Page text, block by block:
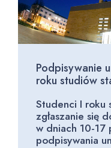
Podpisywanie
roku studiów
Studenci I roku
zgłaszanie się
w dniach 10-17
podpisywania